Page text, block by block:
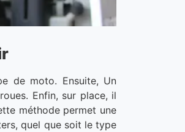
de moto. Ensuite, Un
Enfin, sur place, il
méthode permet une
quel que soit le type